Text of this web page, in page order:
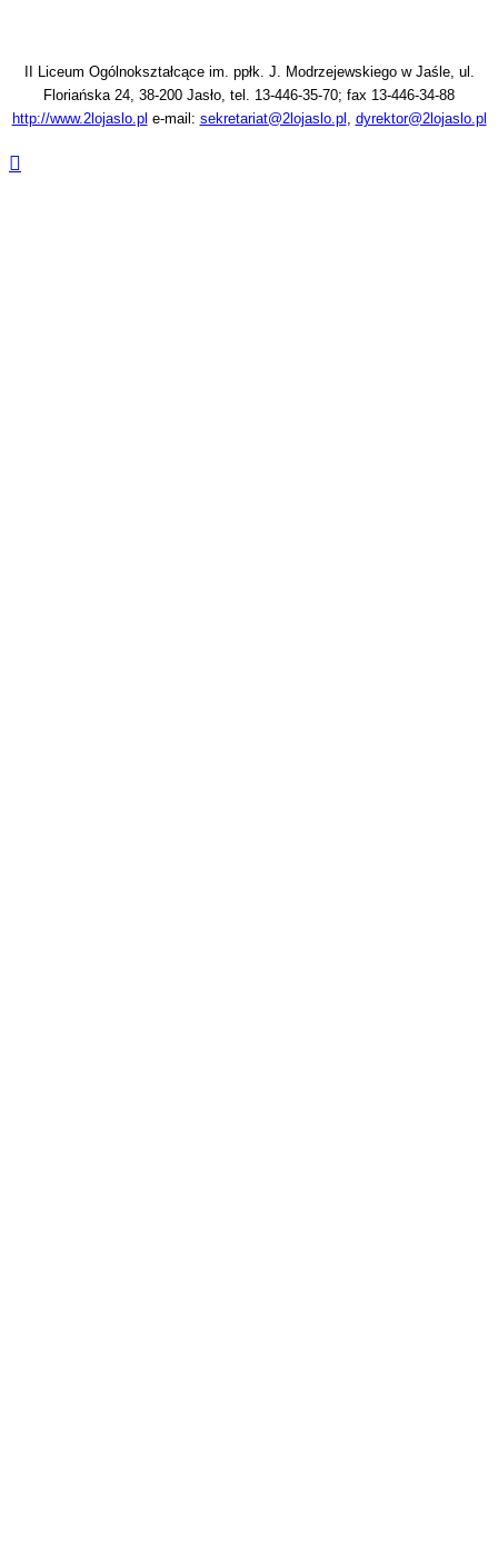
II Liceum Ogólnokształcące im. ppłk. J. Modrzejewskiego w Jaśle, ul.
Floriańska 24, 38-200 Jasło, tel. 13-446-35-70; fax 13-446-34-88
http://www.2lojaslo.pl e-mail: sekretariat@2lojaslo.pl , dyrektor@2lojaslo.pl